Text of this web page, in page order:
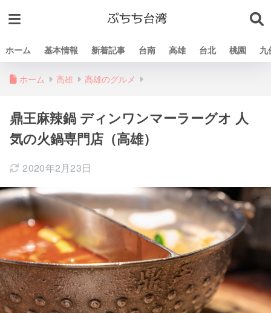
ホーム 基本情報 新着記事 台南 高雄 台北 桃園 九
ホーム 高雄 高雄のグルメ
鼎王麻辣鍋 ディンワンマーラーグオ 人
気の火鍋専門店（高雄）
2020年2月23日